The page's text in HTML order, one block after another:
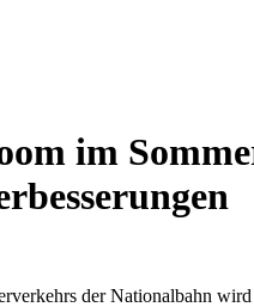
im
der Nationalbahn